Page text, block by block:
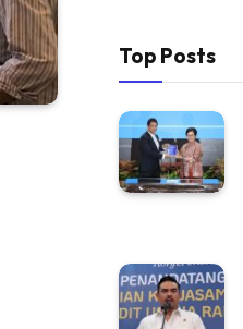
Top Posts